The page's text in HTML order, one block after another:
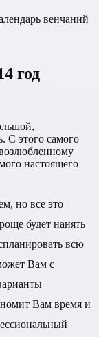
венчаний
год
С этого самого
настоящего
но все это
будет нанять
всю
Вам с
Вам время и